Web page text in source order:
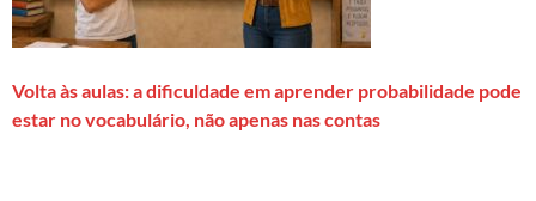
Volta às aulas: a dificuldade em aprender probabilidade pode
estar no vocabulário, não apenas nas contas